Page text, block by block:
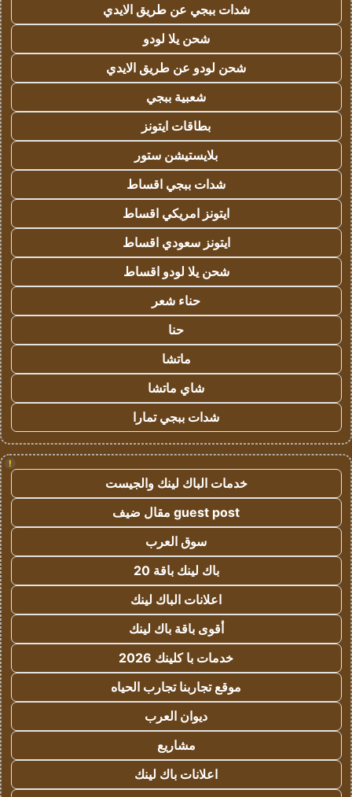
شدات ببجي عن طريق الايدي
شحن يلا لودو
شحن لودو عن طريق الايدي
شعبية ببجي
بطاقات ايتونز
بلايستيشن ستور
شدات ببجي اقساط
ايتونز امريكي اقساط
ايتونز سعودي اقساط
شحن يلا لودو اقساط
حناء شعر
حنا
ماتشا
شاي ماتشا
شدات ببجي تمارا
!
خدمات الباك لينك والجيست
guest post مقال ضيف
سوق العرب
باك لينك باقة 20
اعلانات الباك لينك
أقوى باقة باك لينك
خدمات با كلينك 2026
موقع تجاربنا تجارب الحياه
ديوان العرب
مشاريع
اعلانات باك لينك